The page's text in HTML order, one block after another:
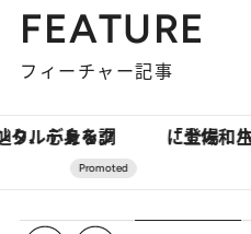
FEATURE
フィーチャー記事
「土佐和ハーブかき氷」がOMO7高知に登